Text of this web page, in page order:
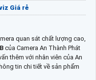
Giá rẻ
quan sát chất lượng cao,
của Camera An Thành Phát
thêm với nhân viên của An
tin chi tiết về sản phẩm